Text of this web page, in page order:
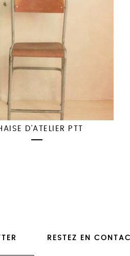
D’ATELIER PTT
RESTEZ EN